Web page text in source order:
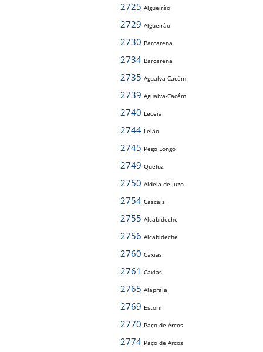
2725 Algueirão
2729 Algueirão
2730 Barcarena
2734 Barcarena
2735 Agualva-Cacém
2739 Agualva-Cacém
2740 Leceia
2744 Leião
2745 Pego Longo
2749 Queluz
2750 Aldeia de Juzo
2754 Cascais
2755 Alcabideche
2756 Alcabideche
2760 Caxias
2761 Caxias
2765 Alapraia
2769 Estoril
2770 Paço de Arcos
2774 Paço de Arcos